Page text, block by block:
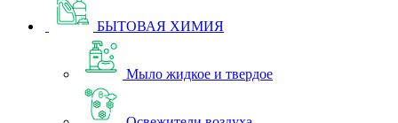
БЫТОВАЯ ХИМИЯ
Мыло жидкое и твердое